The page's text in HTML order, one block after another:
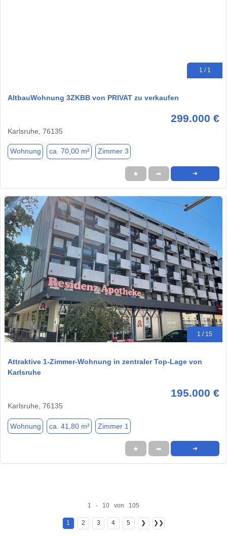
1 / 1
AltbauWohnung 3ZKBB von PRIVAT zu verkaufen
299.000 €
Karlsruhe, 76135
Wohnung ca. 70,00 m² Zimmer 3
★ ➦ ➜
1 / 15
Attraktive 1-Zimmer-Wohnung in zentraler Top-Lage von
Karlsruhe
195.000 €
Karlsruhe, 76135
Wohnung ca. 41,80 m² Zimmer 1
★ ➦ ➜
1 - 10 von 105
1 2 3 4 5 ❯ ❯❯